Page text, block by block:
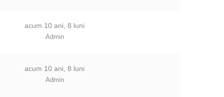
acum 10 ani, 8 luni
Admin
acum 10 ani, 8 luni
Admin